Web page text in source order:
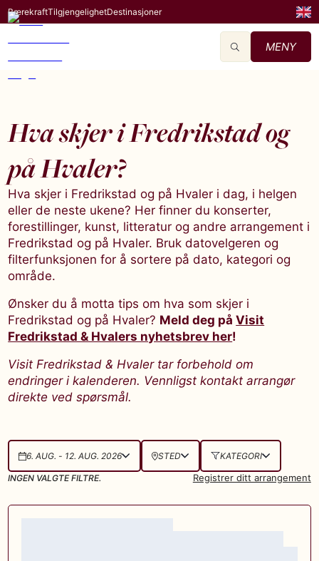
BærekraftTilgjengelighetDestinasjoner
MENY
Hva skjer i Fredrikstad og
på Hvaler?
Hva skjer i Fredrikstad og på Hvaler i dag, i helgen
eller de neste ukene? Her finner du konserter,
forestillinger, kunst, litteratur og andre arrangement i
Fredrikstad og på Hvaler. Bruk datovelgeren og
filterfunksjonen for å sortere på dato, kategori og
område.
Ønsker du å motta tips om hva som skjer i
Fredrikstad og på Hvaler? Meld deg påVisit
Fredrikstad & Hvalers nyhetsbrev her!
Visit Fredrikstad & Hvaler tar forbehold om
endringer i kalenderen. Vennligst kontakt arrangør
direkte ved spørsmål.
6. AUG. - 12. AUG. 2026 STED KATEGORI
INGEN VALGTE FILTRE. Registrer ditt arrangement